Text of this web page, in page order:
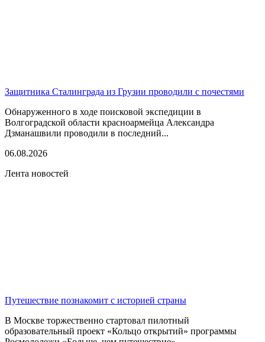
Защитника Сталинграда из Грузии проводили с почестями
Обнаруженного в ходе поисковой экспедиции в
Волгоградской области красноармейца Александра
Дзманашвили проводили в последний...
06.08.2026
Лента новостей
Путешествие познакомит с историей страны
В Москве торжественно стартовал пилотный
образовательный проект «Кольцо открытий» программы